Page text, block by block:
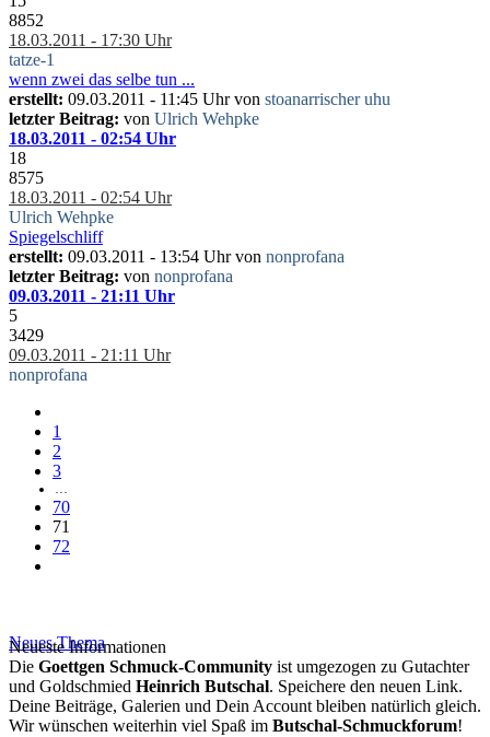
8852
18.03.2011 - 17:30 Uhr
tatze-1
wenn zwei das selbe tun ...
erstellt: 09.03.2011 - 11:45 Uhr von stoanarrischer uhu
letzter Beitrag: von Ulrich Wehpke
18.03.2011 - 02:54 Uhr
18
8575
18.03.2011 - 02:54 Uhr
Ulrich Wehpke
Spiegelschliff
erstellt: 09.03.2011 - 13:54 Uhr von nonprofana
letzter Beitrag: von nonprofana
09.03.2011 - 21:11 Uhr
5
3429
09.03.2011 - 21:11 Uhr
nonprofana
1
2
3
…
70
71
72
Neues Thema
Neueste Informationen
Die Goettgen Schmuck-Community ist umgezogen zu Gutachter
und Goldschmied Heinrich Butschal. Speichere den neuen Link.
Deine Beiträge, Galerien und Dein Account bleiben natürlich gleich.
Wir wünschen weiterhin viel Spaß im Butschal-Schmuckforum!